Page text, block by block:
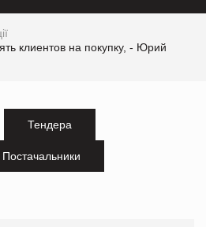
клиентов на покупку, - Юрий
Тендера
Постачальники